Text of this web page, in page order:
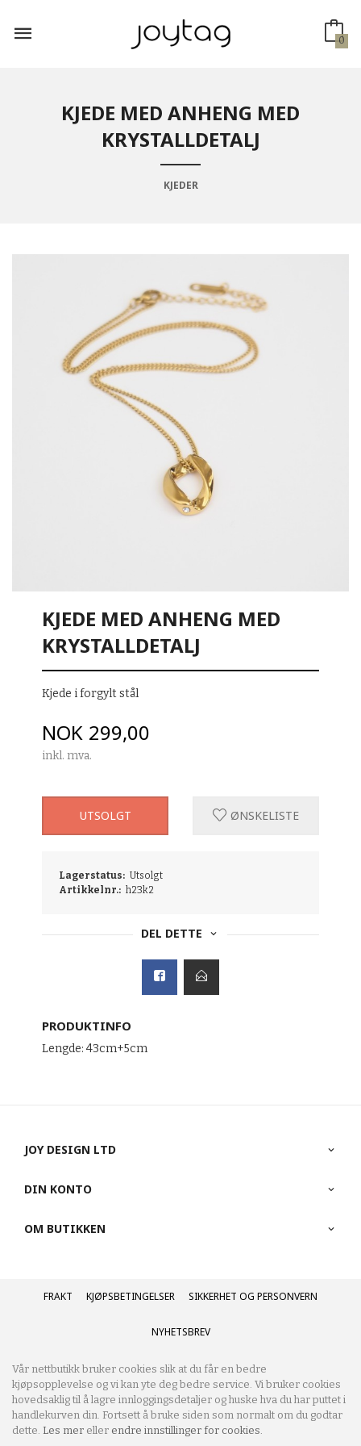
innholdet
0
KJEDE MED ANHENG MED
KRYSTALLDETALJ
KJEDER
KJEDE MED ANHENG MED
KRYSTALLDETALJ
Kjede i forgylt stål
Pris
NOK 299,00
inkl. mva.
UTSOLGT ØNSKELISTE
Lagerstatus: Utsolgt
Artikkelnr.: h23k2
DEL DETTE
PRODUKTINFO
Lengde: 43cm+5cm
JOY DESIGN LTD
DIN KONTO
OM BUTIKKEN
FRAKT KJØPSBETINGELSER SIKKERHET OG PERSONVERN
NYHETSBREV
Vår nettbutikk bruker cookies slik at du får en bedre
kjøpsopplevelse og vi kan yte deg bedre service. Vi bruker cookies
hovedsaklig til å lagre innloggingsdetaljer og huske hva du har puttet i
handlekurven din. Fortsett å bruke siden som normalt om du godtar
dette. Les mer eller endre innstillinger for cookies.